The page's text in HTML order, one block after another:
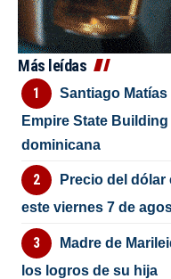
Más leídas
Santiago
Empire State
dominicana
Precio del
este viernes 7 de
Madre de
los logros de su hija